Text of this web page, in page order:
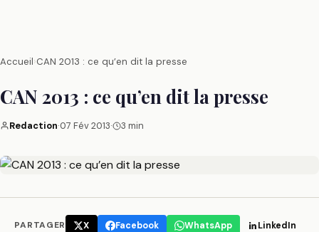
Accueil›CAN 2013 : ce qu’en dit la presse
CAN 2013 : ce qu’en dit la presse
Redaction·07 Fév 2013· 3 min
PARTAGER X Facebook WhatsApp
LinkedIn